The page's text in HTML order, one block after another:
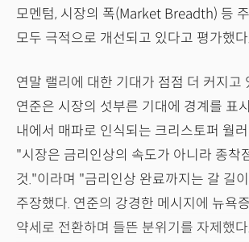
모멘텀, 시장의 폭(Market Breadth) 등
모두 극적으로 개선되고 있다고 평가했다.
연말 랠리에 대한 기대가 점점 더 커지고
연준은 시장의 섯부른 기대에 경계를 표
내에서 매파로 인식되는 크리스토퍼 월
"시장은 금리인상의 속도가 아니라 종착
것."이라며 "금리인상 완료까지는 갈 길
주장했다. 연준의 강경한 메시지에 뉴욕
약세로 전환하며 들뜬 분위기를 자제했다.